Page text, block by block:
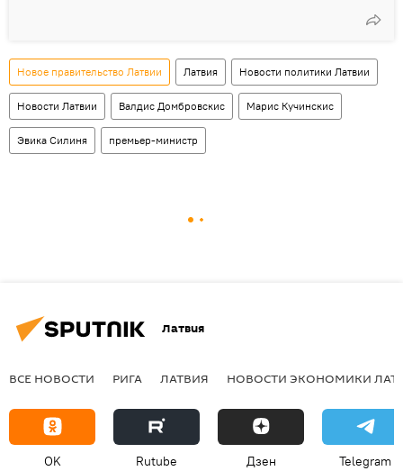
Новое правительство Латвии Латвия Новости политики Латвии
Новости Латвии Валдис Домбровскис Марис Кучинскис
Эвика Силиня премьер-министр
Латвия
ВСЕ НОВОСТИ РИГА ЛАТВИЯ НОВОСТИ ЭКОНОМИКИ
OK Rutube Дзен Telegram